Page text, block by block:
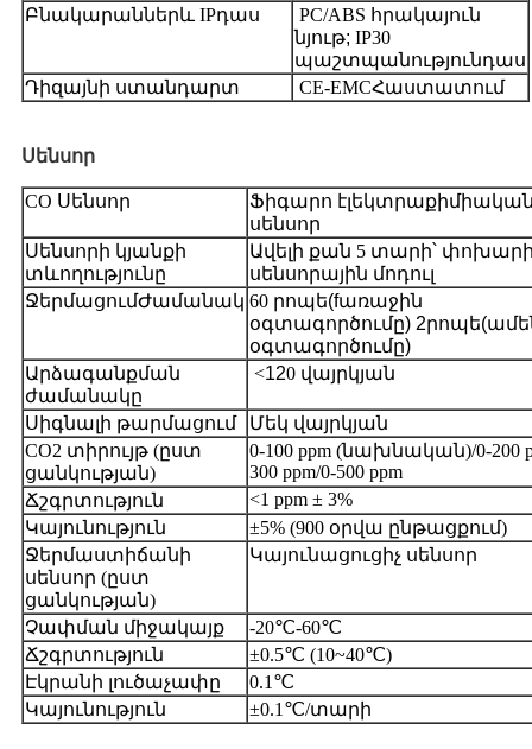
Բնակարաններև IPդաս
PC/ABS հրակայուն
նյութ; IP30
պաշտպանությունդաս
Դիզայնի ստանդարտ
CE-EMCՀաստատում
Սենսոր
CO Սենսոր
Ֆիգարո
սենսոր
Սենսորի կյանքի
տևողությունը
Ավելի քան 5 տարի՝
սենսորային մոդուլ
ՋերմացումԺամանակ 60 րոպե(fառաջին
օգտագործումը) 2րոպե(
օգտագործումը)
Արձագանքման
ժամանակը
<120 վայրկյան
Սիգնալի թարմացում
Մեկ վայրկյան
CO2 տիրույթ (ըստ
ցանկության)
0-100 ppm (նախնական)/0-200
300 ppm/0-500 ppm
Ճշգրտություն
<1 ppm ± 3%
Կայունություն
±5% (900 օրվա ընթացքում)
Ջերմաստիճանի
սենսոր (ըստ
ցանկության)
Կայունացուցիչ սենսոր
Չափման միջակայք
-20℃-60℃
Ճշգրտություն
±0.5℃ (10~40℃)
Էկրանի լուծաչափը
0.1℃
Կայունություն
±0.1℃/տարի